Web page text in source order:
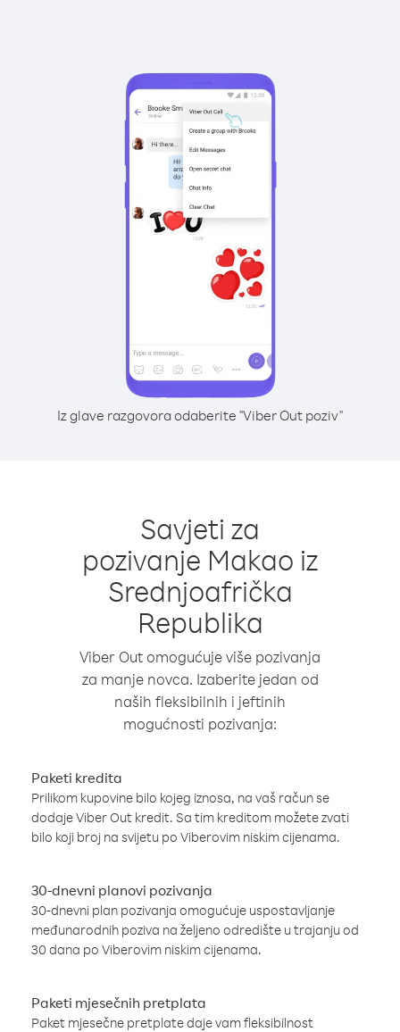
Iz glave razgovora odaberite "Viber Out poziv"
Savjeti za
pozivanje Makao iz
Srednjoafrička
Republika
Viber Out omogućuje više pozivanja
za manje novca. Izaberite jedan od
naših fleksibilnih i jeftinih
mogućnosti pozivanja:
Paketi kredita
Prilikom kupovine bilo kojeg iznosa, na vaš račun se
dodaje Viber Out kredit. Sa tim kreditom možete zvati
bilo koji broj na svijetu po Viberovim niskim cijenama.
30-dnevni planovi pozivanja
30-dnevni plan pozivanja omogućuje uspostavljanje
međunarodnih poziva na željeno odredište u trajanju od
30 dana po Viberovim niskim cijenama.
Paketi mjesečnih pretplata
Paket mjesečne pretplate daje vam fleksibilnost